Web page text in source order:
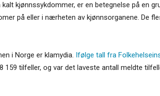
kjønnssykdommer, er en betegnelse på en
på eller i nærheten av kjønnsorganene. De
i Norge er klamydia. Ifølge tall fra
tilfeller, og var det laveste antall meldte